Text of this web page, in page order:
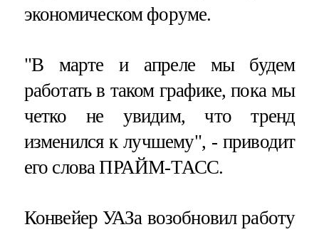
экономическом форуме.
"В марте и апреле мы будем
работать в таком графике, пока мы
четко не увидим, что тренд
изменился к лучшему", - приводит
его слова ПРАЙМ-ТАСС.
Конвейер УАЗа возобновил работу